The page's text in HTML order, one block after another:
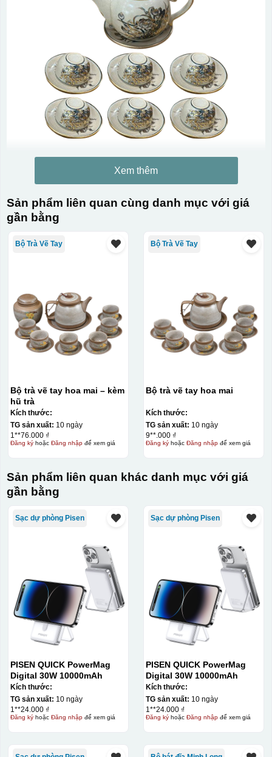
Xem thêm
Sản phẩm liên quan cùng danh mục với giá
gần bằng
Bộ Trà Vẽ Tay
Bộ trà vẽ tay hoa mai – kèm
hũ trà
Kích thước:
TG sản xuất: 10 ngày
1**76.000 ₫
Đăng kýhoặc Đăng nhậpđể xem giá
Bộ Trà Vẽ Tay
Bộ trà vẽ tay hoa mai
Kích thước:
TG sản xuất: 10 ngày
9**.000 ₫
Đăng kýhoặc Đăng nhậpđể xem giá
Sản phẩm liên quan khác danh mục với giá
gần bằng
Sạc dự phòng Pisen
PISEN QUICK PowerMag
Digital 30W 10000mAh
Kích thước:
TG sản xuất: 10 ngày
1**24.000 ₫
Đăng kýhoặc Đăng nhậpđể xem giá
Sạc dự phòng Pisen
PISEN QUICK PowerMag
Digital 30W 10000mAh
Kích thước:
TG sản xuất: 10 ngày
1**24.000 ₫
Đăng kýhoặc Đăng nhậpđể xem giá